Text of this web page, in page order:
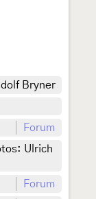
Bryner
Forum
Ulrich
Forum